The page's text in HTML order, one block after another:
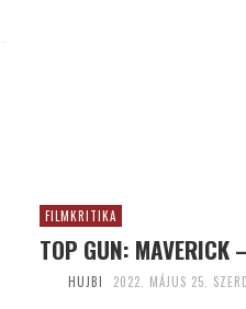
FILMKRITIKA
TOP GUN: MAVERICK
HUJBI 2022. MÁJUS 25.